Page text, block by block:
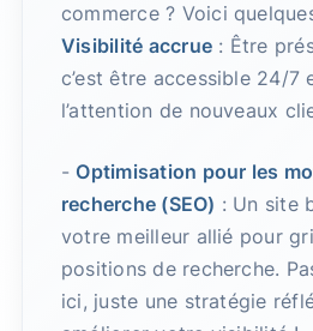
commerce ? Voici
Visibilité accrue : Être
c’est être accessible 24/7
l’attention de nouveaux
- Optimisation pour les
recherche (SEO) : Un site
votre meilleur allié pour
positions de recherche.
ici, juste une stratégie